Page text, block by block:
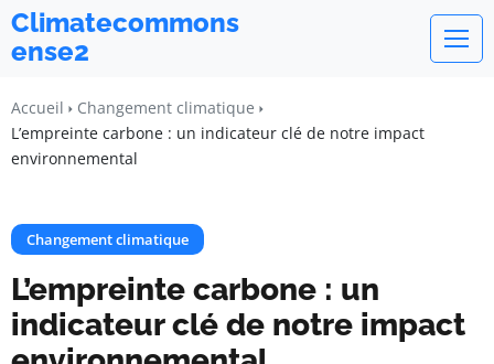
Climatecommons
ense2
Accueil
Changement climatique
L’empreinte carbone : un indicateur clé de notre impact
environnemental
Changement climatique
L’empreinte carbone : un
indicateur clé de notre impact